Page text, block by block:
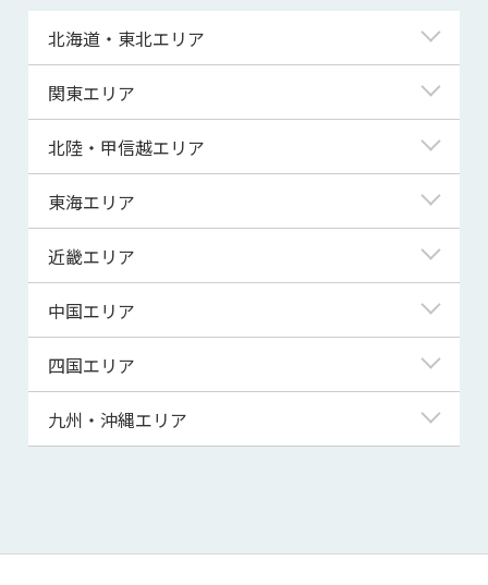
北海道・東北エリア
北海道
青森県
宮城県
秋田県
山形県
関東エリア
東京都
神奈川県
埼玉県
千葉県
茨城県
群馬県
北陸・甲信越エリア
新潟県
富山県
福井県
山梨県
長野県
東海エリア
岐阜県
静岡県
三重県
近畿エリア
滋賀県
京都府
大阪府
兵庫県
和歌山県
中国エリア
鳥取県
島根県
山口県
四国エリア
徳島県
高知県
九州・沖縄エリア